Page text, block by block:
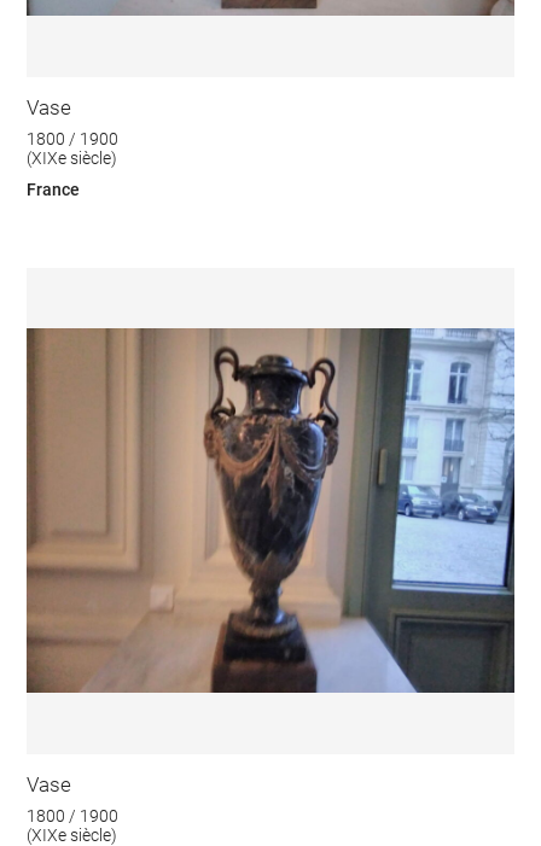
Vase
1800 / 1900
(XIXe siècle)
France
Vase
1800 / 1900
(XIXe siècle)